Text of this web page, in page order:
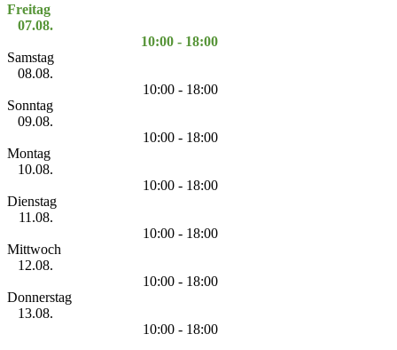
Freitag
07.08.
10:00 - 18:00
Samstag
08.08.
10:00 - 18:00
Sonntag
09.08.
10:00 - 18:00
Montag
10.08.
10:00 - 18:00
Dienstag
11.08.
10:00 - 18:00
Mittwoch
12.08.
10:00 - 18:00
Donnerstag
13.08.
10:00 - 18:00